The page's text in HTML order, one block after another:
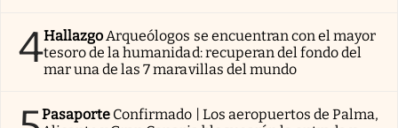
4Hallazgo Arqueólogos se encuentran con el mayor
tesoro de la humanidad: recuperan del fondo del
mar una de las 7 maravillas del mundo
Pasaporte Confirmado | Los aeropuertos de Palma,